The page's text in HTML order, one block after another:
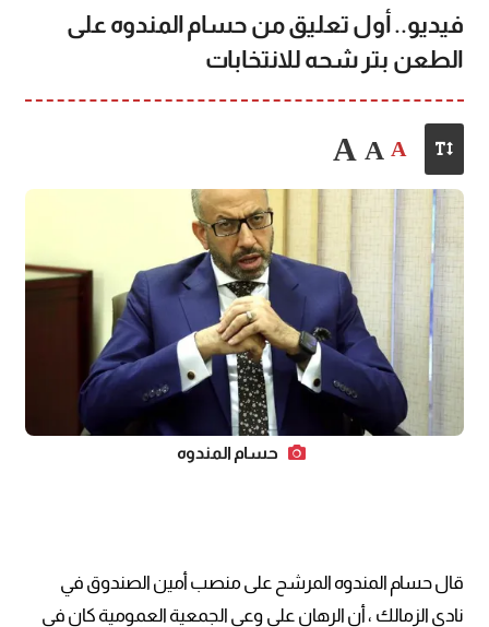
فيديو.. أول تعليق من حسام المندوه على
الطعن بتر شحه للانتخابات
A
A
A
حسام المندوه
قال حسام المندوه المرشح على منصب أمين الصندوق في
نادي الزمالك ، أن الرهان على وعي الجمعية العمومية كان في